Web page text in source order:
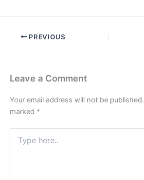
PREVIOUS
Leave a Comment
Your email address will not be published.
marked *
here..